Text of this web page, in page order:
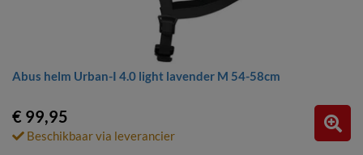
Abus helm Urban-I 4.0 light lavender M 54-58cm
€ 99,95
Beschikbaar via leverancier